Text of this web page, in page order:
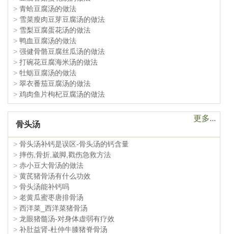
> 青蛤豆腐汤的做法
> 雪菜瘦肉豆芽豆腐汤的做法
> 雪梨豆腐蛋花汤的做法
> 鸭血豆腐汤的做法
> 强健骨骼豆腐丝瓜汤的做法
> 打碗花豆腐海米汤的做法
> 牡蛎豆腐汤的做法
> 翠衣番茄豆腐汤的做法
> 鸡肉鱼片枸杞豆腐汤的做法
骨头汤
更多...
> 骨头汤补钙是误区-骨头汤的钙含量
> 摔伤,骨折,崴脚,戳伤急救方法
> 赤小豆大骨汤的做法
> 黄芪猪骨汤有什么功效
> 骨头汤能补钙吗
> 老黄瓜蜜枣唐排骨汤
> 西洋菜_西洋菜猪骨汤
> 龙眼猪髓汤-对身体虚弱有疗效
> 补肚益肾-杜仲牛膝猪脊骨汤